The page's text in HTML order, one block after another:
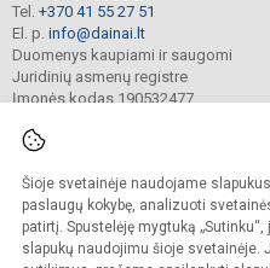
Šioje svetainėje naudojame
paslaugų kokybę, analizuoti
patirtį. Spustelėję mygtuką
slapukų naudojimu šioje svetainėje.
Tel. +370 41 55 27 51
El. p. info@dainai.lt
Duomenys kaupiami ir saugomi
Juridinių asmenų registre
Įmonės kodas 190532477
© 2023. Šiaulių Dainų
Kopijuoti turinį be raštiško
Prieinamumo